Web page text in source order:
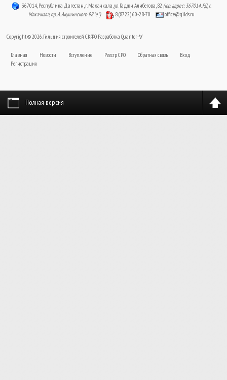
367014, Республика Дагестан, г. Махачкала, ул. Гаджи Алибегова, 82 (юр. адрес: 367014, РД, г.
Махачкала, пр. А. Акушинского 98 "е")
8 (8722) 60-28-70 office@gilds.ru
Copyright © 2026. Гильдия строителей СКФО. Разработка Quantor-∀
Главная Новости Вступление Реестр СРО Обратная связь
Вход
Регистрация
Полная версия